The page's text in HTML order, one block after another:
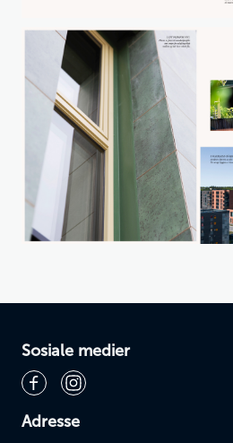
Sosiale medier
Adresse